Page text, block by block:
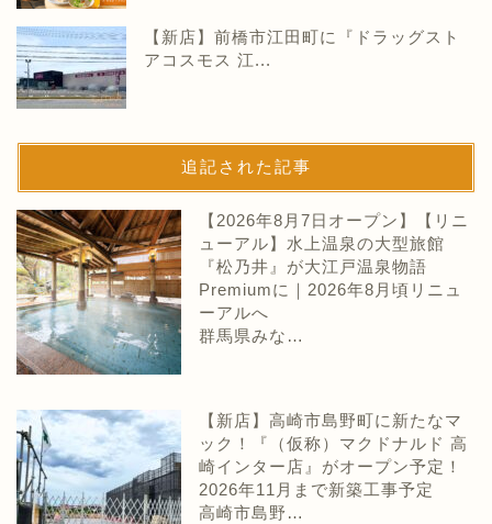
【新店】前橋市江田町に『ドラッグスト
アコスモス 江...
追記された記事
【2026年8月7日オープン】【リニ
ューアル】水上温泉の大型旅館
『松乃井』が大江戸温泉物語
Premiumに｜2026年8月頃リニュ
ーアルへ
群馬県みな…
【新店】高崎市島野町に新たなマ
ック！『（仮称）マクドナルド 高
崎インター店』がオープン予定！
2026年11月まで新築工事予定
高崎市島野…